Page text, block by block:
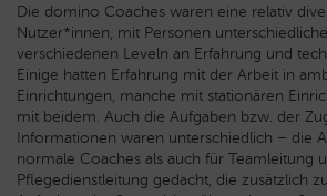
Die domino Coaches waren eine relativ
Nutzer*innen, mit Personen
verschiedenen Leveln an Erfahrung und
Einige hatten Erfahrung mit der Arbeit in
Einrichtungen, manche mit stationären
mit beidem. Auch die Aufgaben bzw. der
Informationen waren unterschiedlich – die
normale Coaches als auch für Teamleitung
Pflegedienstleitung gedacht, die zusätzlich